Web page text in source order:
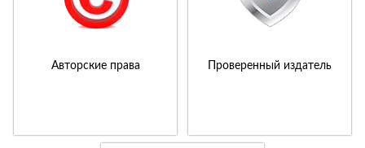
Авторские права Проверенный издатель